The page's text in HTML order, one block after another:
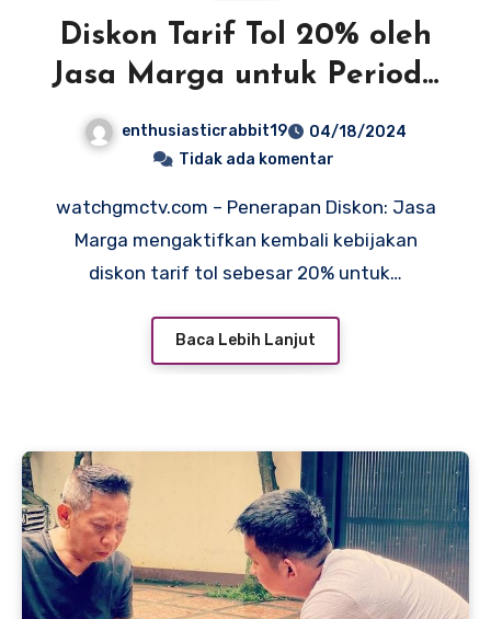
Diskon Tarif Tol 20% oleh
Jasa Marga untuk Periode
Arus Balik di Tol Trans
Jawa
enthusiasticrabbit19
04/18/2024
Tidak ada komentar
watchgmctv.com – Penerapan Diskon: Jasa
Marga mengaktifkan kembali kebijakan
diskon tarif tol sebesar 20% untuk…
Baca Lebih Lanjut